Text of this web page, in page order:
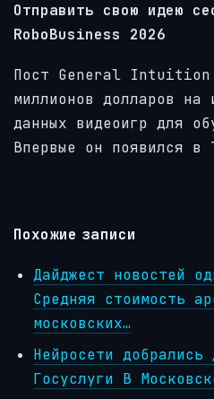
Отправить свою идею
RoboBusiness 2026
Пост General Intuition
миллионов долларов на
данных видеоигр для
Впервые он появился
Похожие записи
Дайджест новостей
Средняя стоимость
московских…
Нейросети
Госуслуги В